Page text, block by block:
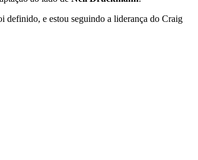
definido, e estou seguindo a liderança do Craig